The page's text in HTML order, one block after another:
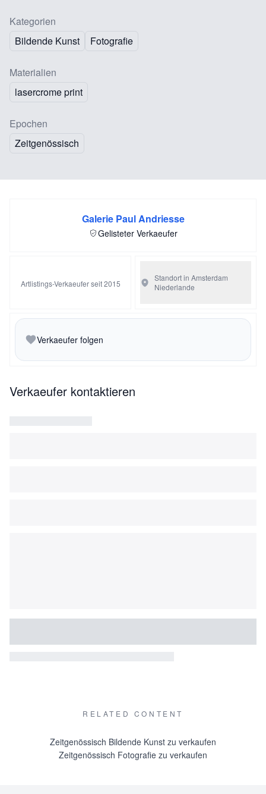
Kategorien
Bildende Kunst
Fotografie
Materialien
lasercrome print
Epochen
Zeitgenössisch
Galerie Paul Andriesse
Gelisteter Verkaeufer
Artlistings-Verkaeufer seit 2015
Standort in Amsterdam
Niederlande
Verkaeufer folgen
Verkaeufer kontaktieren
RELATED CONTENT
Zeitgenössisch Bildende Kunst zu verkaufen
Zeitgenössisch Fotografie zu verkaufen